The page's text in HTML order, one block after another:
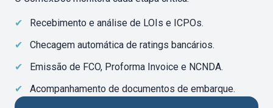
✔
Recebimento e análise de LOIs e ICPOs.
✔
Checagem automática de ratings bancários.
✔
Emissão de FCO, Proforma Invoice e NCNDA.
✔
Acompanhamento de documentos de embarque.